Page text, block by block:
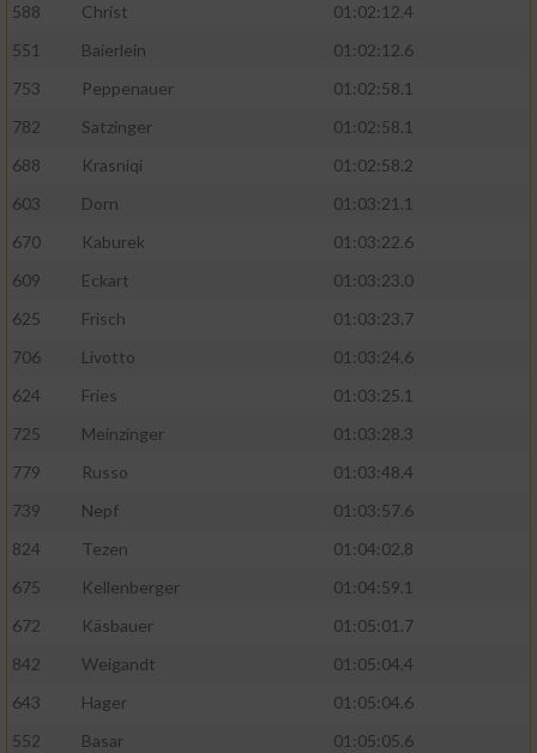
588
Christ
01:02:12.4
551
Baierlein
01:02:12.6
753
Peppenauer
01:02:58.1
782
Satzinger
01:02:58.1
688
Krasniqi
01:02:58.2
603
Dorn
01:03:21.1
670
Kaburek
01:03:22.6
609
Eckart
01:03:23.0
625
Frisch
01:03:23.7
706
Livotto
01:03:24.6
624
Fries
01:03:25.1
725
Meinzinger
01:03:28.3
779
Russo
01:03:48.4
739
Nepf
01:03:57.6
824
Tezen
01:04:02.8
675
Kellenberger
01:04:59.1
672
Käsbauer
01:05:01.7
842
Weigandt
01:05:04.4
643
Hager
01:05:04.6
552
Basar
01:05:05.6